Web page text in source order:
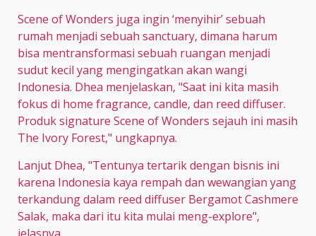
Scene of Wonders juga ingin ‘menyihir’ sebuah
rumah menjadi sebuah sanctuary, dimana harum
bisa mentransformasi sebuah ruangan menjadi
sudut kecil yang mengingatkan akan wangi
Indonesia. Dhea menjelaskan, "Saat ini kita masih
fokus di home fragrance, candle, dan reed diffuser.
Produk signature Scene of Wonders sejauh ini masih
The Ivory Forest," ungkapnya.
Lanjut Dhea, "Tentunya tertarik dengan bisnis ini
karena Indonesia kaya rempah dan wewangian yang
terkandung dalam reed diffuser Bergamot Cashmere
Salak, maka dari itu kita mulai meng-explore",